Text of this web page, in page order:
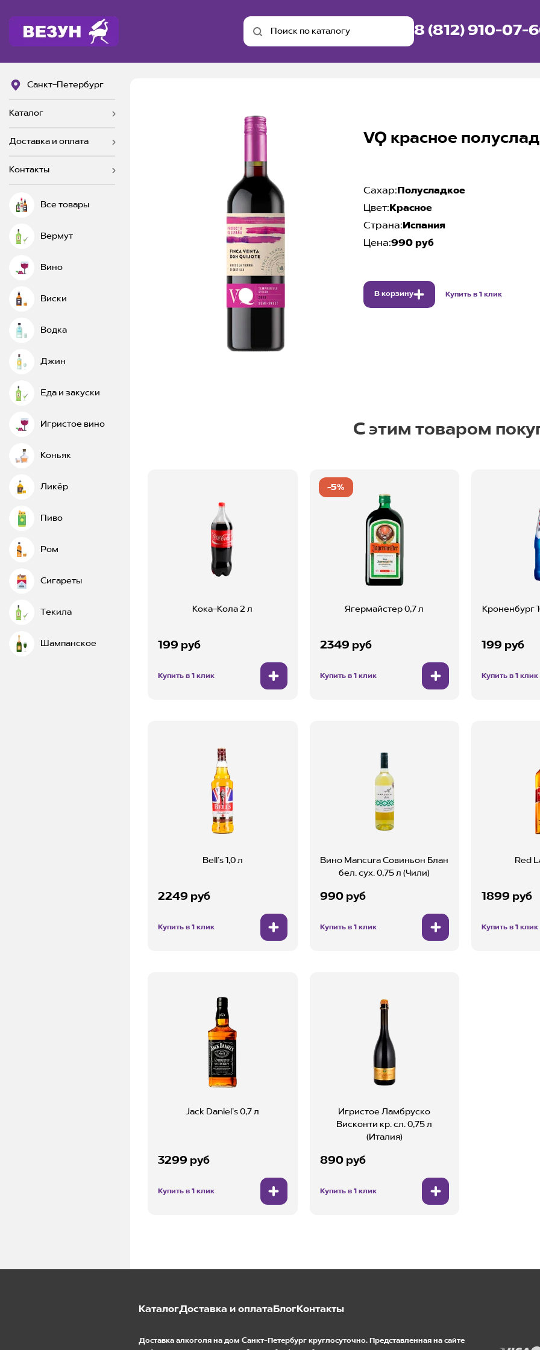
8 (812) 910-07-
Санкт-Петербург
Каталог
Доставка и оплата
Контакты
Все товары
Вермут
Вино
Виски
Водка
Джин
Еда и закуски
Игристое вино
Коньяк
Ликёр
Пиво
Ром
Сигареты
Текила
Шампанское
VQ красное
Сахар: Полусладкое
Цвет: Красное
Страна: Испания
Цена:990 руб
В корзину Купить в 1 клик
С этим товаром
Кока-Кола 2 л
199 руб
Купить в 1 клик
-5%
Ягермайстер 0,7 л
2349 руб
Купить в 1 клик
Кроненбург
199 руб
Купить в 1 клик
Bell’s 1,0 л
2249 руб
Купить в 1 клик
Вино Mancura Совиньон Блан
бел. сух. 0,75 л (Чили)
990 руб
Купить в 1 клик
Red
1899 руб
Купить в 1 клик
Jack Daniel’s 0,7 л
3299 руб
Купить в 1 клик
Игристое Ламбруско
Висконти кр. сл. 0,75 л
(Италия)
890 руб
Купить в 1 клик
КаталогДоставка и оплатаБлогКонтакты
Доставка алкоголя на дом Санкт-Петербург круглосуточно. Представленная на сайте